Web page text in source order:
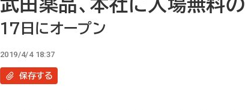
武田薬品、本社に入場無料の
17日にオープン
2019/4/4 18:37
保存する